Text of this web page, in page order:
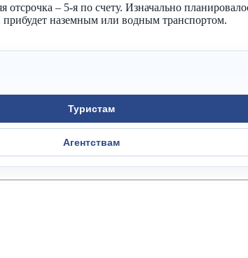
– 5-я по счету. Изначально
прибудет наземным или водным транспортом.
Туристам
Агентствам